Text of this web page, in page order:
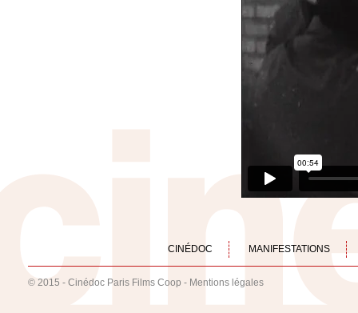
CINÉDOC MANIFESTATIONS
© 2015 - Cinédoc Paris Films Coop - Mentions légales